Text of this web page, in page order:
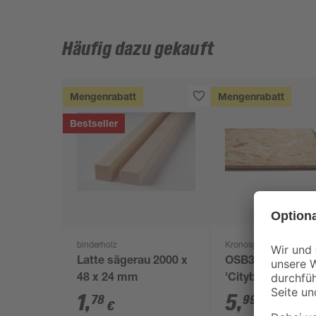
Häufig dazu gekauft
Mengenrabatt
Bestseller
binderholz
Latte sägerau 2000 x
48 x 24 mm
1,78 €
Mengenrabatt
Kronospan
OSB3-
'Cityboard'
ungeschliffen
634 x 12 mm
5,99